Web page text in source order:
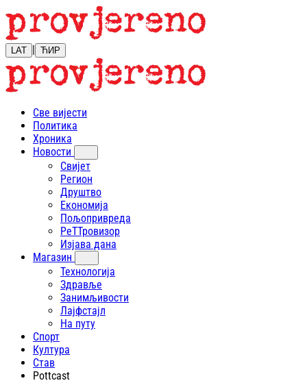
LAT | ЋИР
Све вијести
Политика
Хроника
Новости
Свијет
Регион
Друштво
Економија
Пољопривреда
РеТТровизор
Изјава дана
Магазин
Технологија
Здравље
Занимљивости
Лајфстajл
На путу
Спорт
Култура
Став
Pottcast